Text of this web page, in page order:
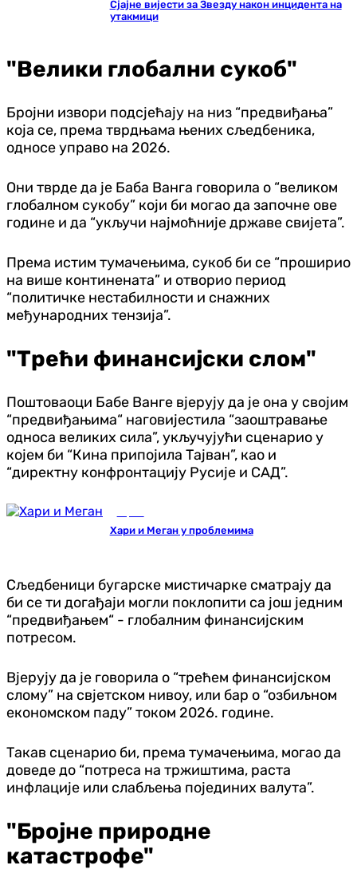
Сјајне вијести за Звезду након инцидента на
утакмици
"Велики глобални сукоб"
Бројни извори подсјећају на низ “предвиђања”
која се, према тврдњама њених сљедбеника,
односе управо на 2026.
Они тврде да је Баба Ванга говорила о “великом
глобалном сукобу” који би могао да започне ове
године и да “укључи најмоћније државе свијета”.
Према истим тумачењима, сукоб би се “проширио
на више континената” и отворио период
“политичке нестабилности и снажних
међународних тензија”.
"Трећи финансијски слом"
Поштоваоци Бабе Ванге вјерују да је она у својим
“предвиђањима“ наговијестила “заоштравање
односа великих сила”, укључујући сценарио у
којем би “Кина припојила Тајван”, као и
“директну конфронтацију Русије и САД”.
Хари и Меган у проблемима
Сљедбеници бугарске мистичарке сматрају да
би се ти догађаји могли поклопити са још једним
“предвиђањем“ - глобалним финансијским
потресом.
Вјерују да је говорила о “трећем финансијском
слому” на свјетском нивоу, или бар о “озбиљном
економском паду” током 2026. године.
Такав сценарио би, према тумачењима, могао да
доведе до “потреса на тржиштима, раста
инфлације или слабљења појединих валута”.
"Бројне природне
катастрофе"